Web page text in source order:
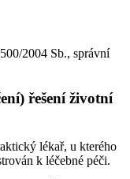
2004 Sb., správní
řešení životní
lékař, u kterého
k léčebné péči.